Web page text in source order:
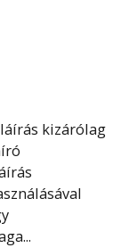
kizárólag